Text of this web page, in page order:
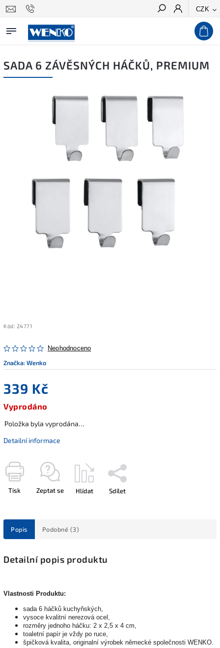
CZK
Hledat
SADA 6 ZÁVĚSNÝCH HÁČKŮ, PREMIUM
Kód: 24771
Neohodnoceno
Značka:Wenko
339 Kč
Vyprodáno
Položka byla vyprodána…
Detailní informace
Tisk Zeptat se Hlídat Sdílet
Popis Podobné (3)
Detailní popis produktu
Vlastnosti Produktu:
sada 6 háčků kuchyňských,
vysoce kvalitní nerezová ocel,
rozměry jednoho háčku: 2 x 2,5 x 4 cm,
toaletní papír je vždy po ruce,
špičková kvalita, originalní výrobek německé společnosti WENKO.